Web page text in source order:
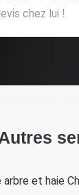
chez lui !
arbre et haie